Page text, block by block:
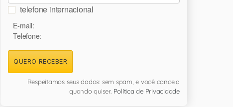
telefone internacional
E-mail:
Telefone:
QUERO RECEBER
Respeitamos seus dados: sem spam, e você cancela
quando quiser. Política de Privacidade